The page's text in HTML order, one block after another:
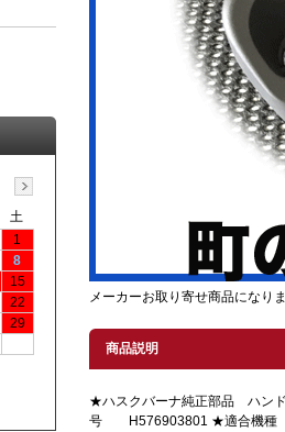
メーカーお取り寄せ商品になり
商品説明
★ハスクバーナ純正部品 ハン
号 H576903801 ★適合機
土
1
8
15
22
29